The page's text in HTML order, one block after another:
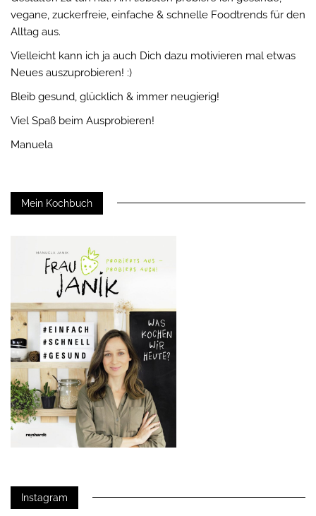
vegane, zuckerfreie, einfache & schnelle Foodtrends für den
Alltag aus.
Vielleicht kann ich ja auch Dich dazu motivieren mal etwas
Neues auszuprobieren! :)
Bleib gesund, glücklich & immer neugierig!
Viel Spaß beim Ausprobieren!
Manuela
Mein Kochbuch
Instagram